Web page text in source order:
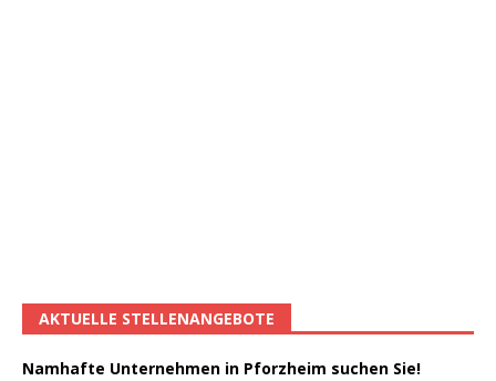
AKTUELLE STELLENANGEBOTE
Namhafte Unternehmen in Pforzheim suchen Sie!